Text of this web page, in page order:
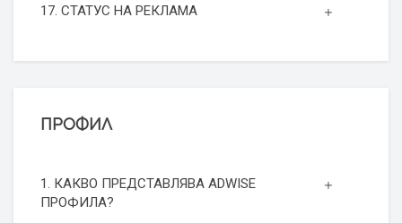
17. СТАТУС НА РЕКЛАМА
ПРОФИЛ
1. КАКВО ПРЕДСТАВЛЯВА ADWISE
ПРОФИЛА?